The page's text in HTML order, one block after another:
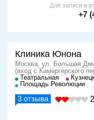
Для записи в
+7
Клиника Юнона
Москва, ул. Большая
(вход с Камергерского
Театральная
Площадь Революции
3 отзыва